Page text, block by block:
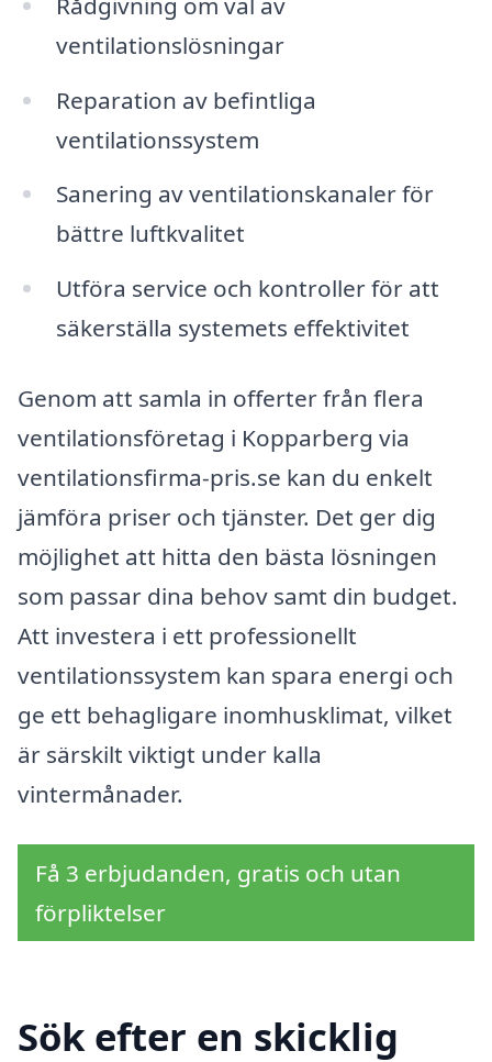
ventilationslösningar
Reparation av befintliga
ventilationssystem
Sanering av ventilationskanaler för
bättre luftkvalitet
Utföra service och kontroller för att
säkerställa systemets effektivitet
Genom att samla in offerter från flera
ventilationsföretag i Kopparberg via
ventilationsfirma-pris.se kan du enkelt
jämföra priser och tjänster. Det ger dig
möjlighet att hitta den bästa lösningen
som passar dina behov samt din budget.
Att investera i ett professionellt
ventilationssystem kan spara energi och
ge ett behagligare inomhusklimat, vilket
är särskilt viktigt under kalla
vintermånader.
Få 3 erbjudanden, gratis och utan
förpliktelser
Sök efter en skicklig